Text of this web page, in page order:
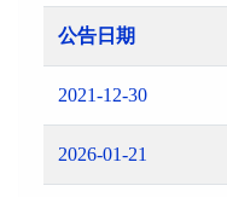
公告日期
2021-12-30
2026-01-21